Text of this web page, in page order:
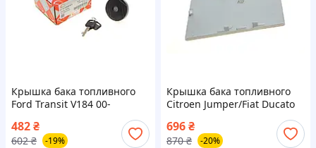
Крышка бака топливного
Ford Transit V184 00-
482₴
602 ₴ -19%
Крышка бака топливного
Citroen Jumper/Fiat Ducato
696₴
870 ₴ -20%